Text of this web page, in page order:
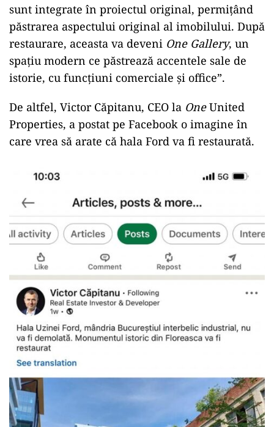
sunt integrate în proiectul original, permițând
păstrarea aspectului original al imobilului. După
restaurare, aceasta va deveni One Gallery, un
spațiu modern ce păstrează accentele sale de
istorie, cu funcțiuni comerciale și office”.
De altfel, Victor Căpitanu, CEO la OneUnited
Properties, a postat pe Facebook o imagine în
care vrea să arate că hala Ford va fi restaurată.